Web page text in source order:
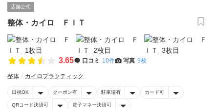
店舗公式
整体・カイロ ＦＩＴ
3.65 口コミ 10件 写真 9枚
整体 カイロプラクティック
日祝OK クーポン有 駐車場有 カード可
QRコード決済可 電子マネー決済可